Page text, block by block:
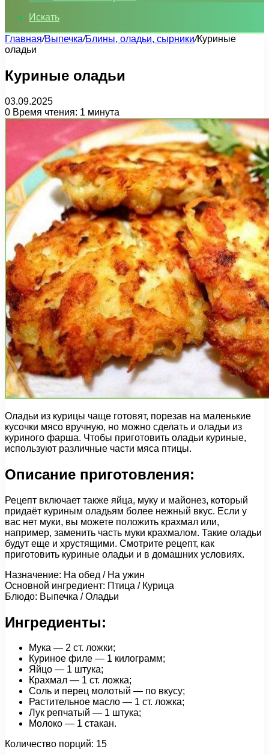
Искать
Главная/Выпечка/Блины, оладьи, сырники/Куриные
оладьи
Куриные оладьи
03.09.2025
0 Время чтения: 1 минута
Оладьи из курицы чаще готовят, порезав на маленькие
кусочки мясо вручную, но можно сделать и оладьи из
куриного фарша. Чтобы приготовить оладьи куриные,
используют различные части мяса птицы.
Описание приготовления:
Рецепт включает также яйца, муку и майонез, который
придаёт куриным оладьям более нежный вкус. Если у
вас нет муки, вы можете положить крахмал или,
например, заменить часть муки крахмалом. Такие оладьи
будут еще и хрустящими. Смотрите рецепт, как
приготовить куриные оладьи и в домашних условиях.
Назначение: На обед / На ужин
Основной ингредиент: Птица / Курица
Блюдо: Выпечка / Оладьи
Ингредиенты:
Мука — 2 ст. ложки;
Куриное филе — 1 килограмм;
Яйцо — 1 штука;
Крахмал — 1 ст. ложка;
Соль и перец молотый — по вкусу;
Растительное масло — 1 ст. ложка;
Лук репчатый — 1 штука;
Молоко — 1 стакан.
Количество порций: 15